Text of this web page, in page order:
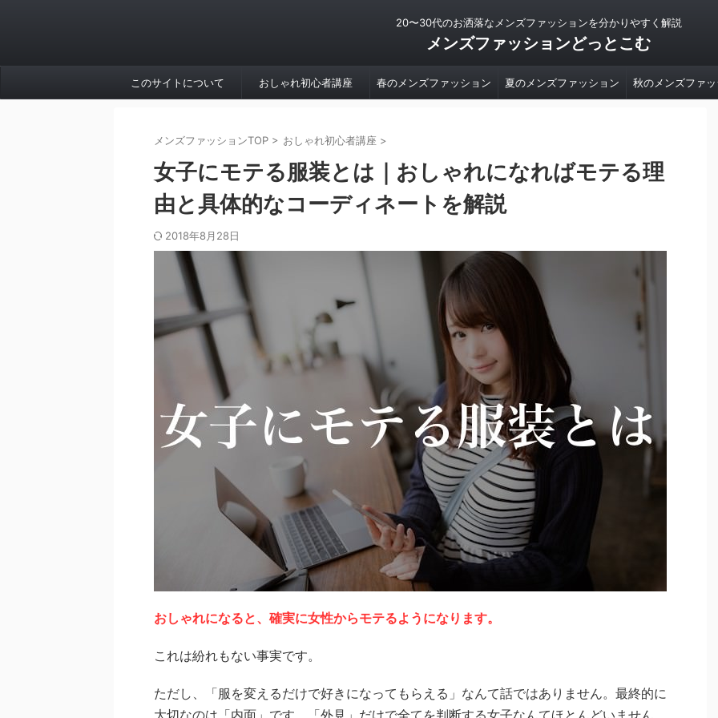
20〜30代のお洒落なメンズファッションを分かりやすく解説
メンズファッションどっとこむ
このサイトについて おしゃれ初心者講座 春のメンズファッション 夏のメンズファッション 秋のメンズファ
メンズファッションTOP > おしゃれ初心者講座 >
女子にモテる服装とは｜おしゃれになればモテる理
由と具体的なコーディネートを解説
2018年8月28日
おしゃれになると、確実に女性からモテるようになります。
これは紛れもない事実です。
ただし、「服を変えるだけで好きになってもらえる」なんて話ではありません。最終的に
大切なのは「内面」です。「外見」だけで全てを判断する女子なんてほとんどいません。